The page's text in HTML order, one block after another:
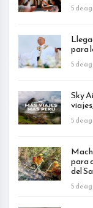
5 de
para
5 de
Sky
5 de
para
del
5 de